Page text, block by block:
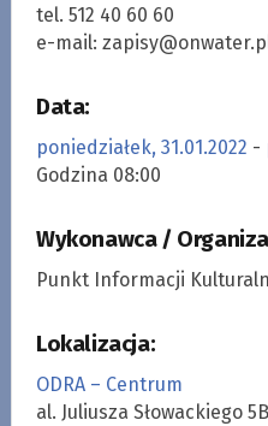
tel. 512 40 60 60
e-mail:
Data:
poniedziałek, 31.01.2022 -
Godzina 08:00
Wykonawca /
Punkt Informacji
Lokalizacja:
ODRA – Centrum
al. Juliusza Słowackiego